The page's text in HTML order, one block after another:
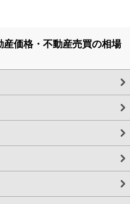
産価格・不動産売買の相場